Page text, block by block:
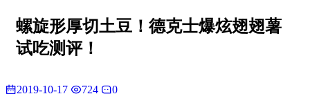
螺旋形厚切土豆！德克士爆炫翅翅薯
试吃测评！
2019-10-17 724 0